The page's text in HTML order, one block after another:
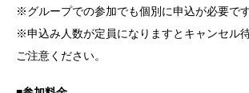
※グループでの参加でも個別に申込が必要です
※申込み人数が定員になりますとキャンセル
ご注意ください。